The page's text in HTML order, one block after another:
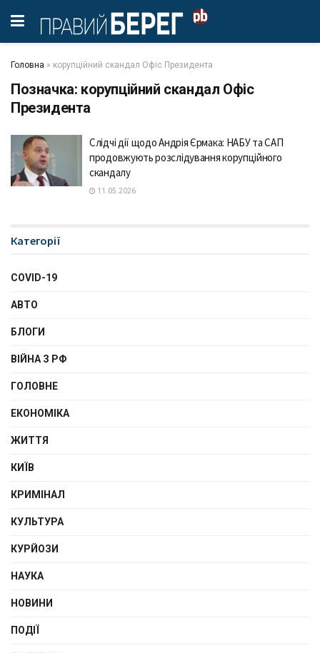
Головна » корупційний скандал Офіс Президента
Позначка: корупційний скандал Офіс
Президента
Слідчі дії щодо Андрія Єрмака: НАБУ та САП
продовжують розслідування корупційного
скандалу
11.05.2026
Категорії
COVID-19
АВТО
БЛОГИ
ВІЙНА З РФ
ГОЛОВНЕ
ЕКОНОМІКА
ЖИТТЯ
КИЇВ
КРИМІНАЛ
КУЛЬТУРА
КУРЙОЗИ
НАУКА
НОВИНИ
ПОДІЇ